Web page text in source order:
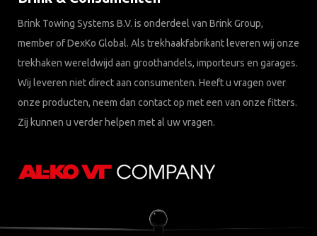
Brink Towing Systems B.V. is onderdeel van Brink Group,
member of DexKo Global. Als trekhaakfabrikant leveren wij onze
trekhaken wereldwijd aan groothandels, importeurs en garages.
Wij leveren niet direct aan consumenten. Heeft u vragen over
onze producten, neem dan contact op met een van onze fitters.
Zij kunnen u verder helpen met al uw vragen.